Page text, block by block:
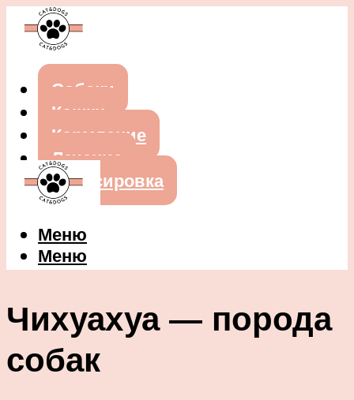
Собаки
Кошки
Кормление
Лечение
Дрессировка
Меню
Меню
Чихуахуа — порода
собак